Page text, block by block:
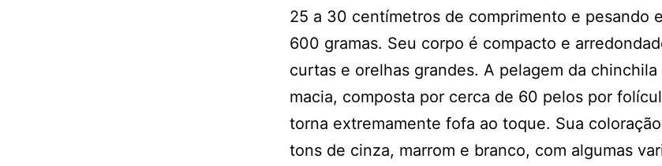
25 a 30 centímetros de comprimento e pesando
600 gramas. Seu corpo é compacto e
curtas e orelhas grandes. A pelagem da chinchila
macia, composta por cerca de 60 pelos por
torna extremamente fofa ao toque. Sua
tons de cinza, marrom e branco, com algumas